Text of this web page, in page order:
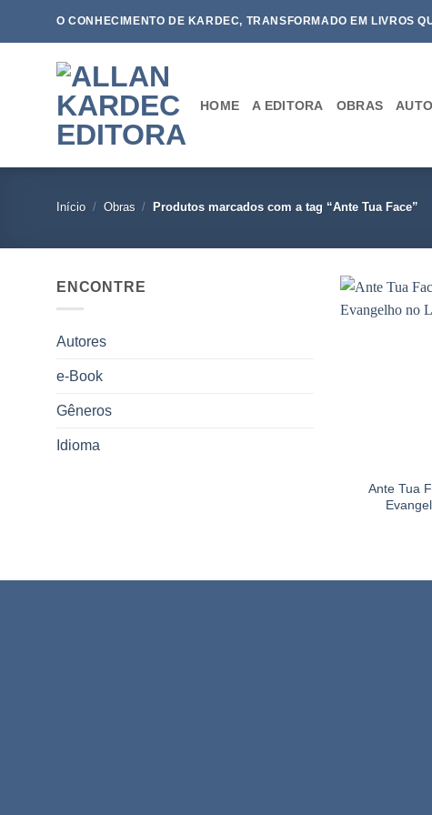
O CONHECIMENTO DE KARDEC, TRANSFORMADO EM LIVROS
HOME A EDITORA OBRAS
Início / Obras / Produtos marcados com a tag “Ante Tua Face”
ENCONTRE
Autores
e-Book
Gêneros
Idioma
Ante Tua